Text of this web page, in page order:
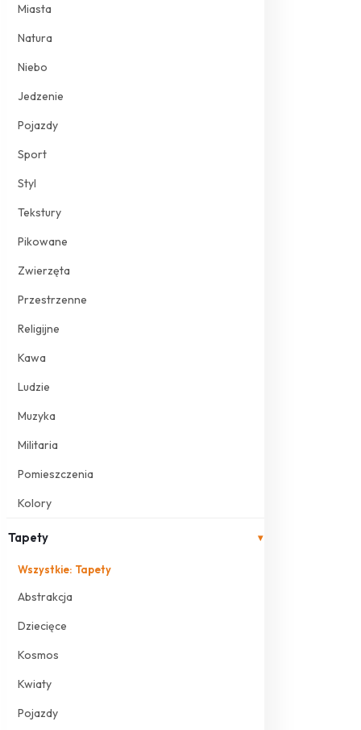
Miasta
Natura
Niebo
Jedzenie
Pojazdy
Sport
Styl
Tekstury
Pikowane
Zwierzęta
Przestrzenne
Religijne
Kawa
Ludzie
Muzyka
Militaria
Pomieszczenia
Kolory
Tapety ▾
Wszystkie: Tapety
Abstrakcja
Dziecięce
Kosmos
Kwiaty
Pojazdy